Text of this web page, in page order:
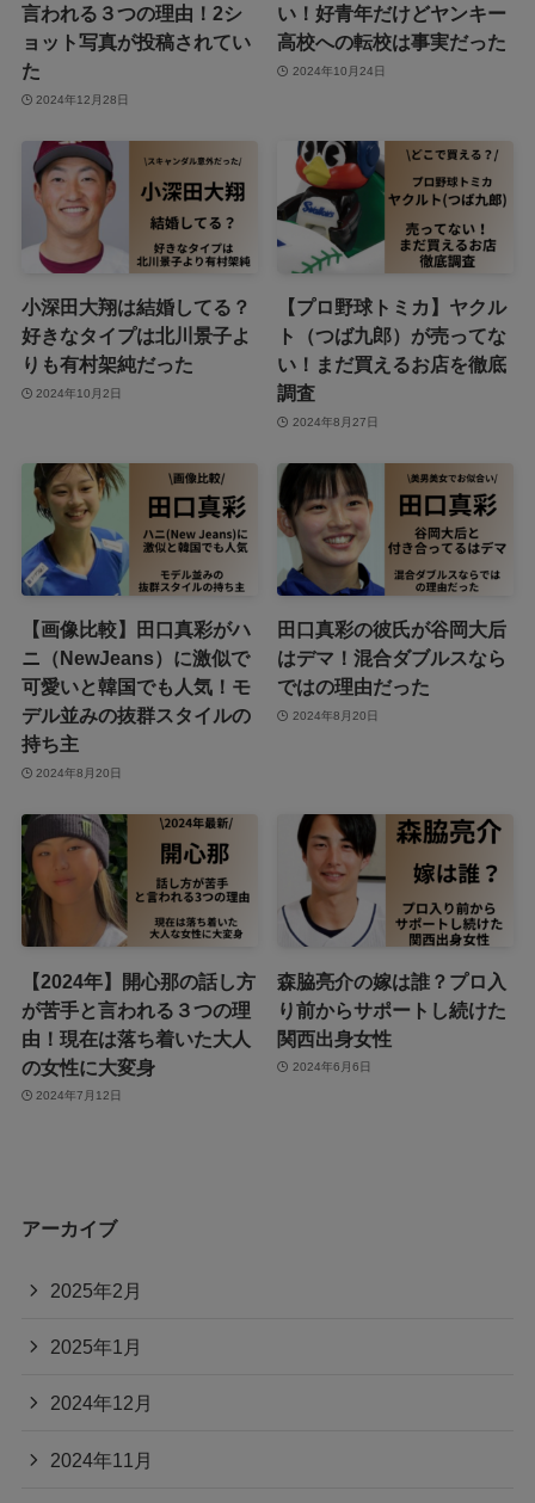
言われる３つの理由！2シ
ョット写真が投稿されてい
た
2024年12月28日
い！好青年だけどヤンキー
高校への転校は事実だった
2024年10月24日
小深田大翔は結婚してる？
好きなタイプは北川景子よ
りも有村架純だった
2024年10月2日
【プロ野球トミカ】ヤクル
ト（つば九郎）が売ってな
い！まだ買えるお店を徹底
調査
2024年8月27日
【画像比較】田口真彩がハ
ニ（NewJeans）に激似で
可愛いと韓国でも人気！モ
デル並みの抜群スタイルの
持ち主
2024年8月20日
田口真彩の彼氏が谷岡大后
はデマ！混合ダブルスなら
ではの理由だった
2024年8月20日
【2024年】開心那の話し方
が苦手と言われる３つの理
由！現在は落ち着いた大人
の女性に大変身
2024年7月12日
森脇亮介の嫁は誰？プロ入
り前からサポートし続けた
関西出身女性
2024年6月6日
アーカイブ
2025年2月
2025年1月
2024年12月
2024年11月